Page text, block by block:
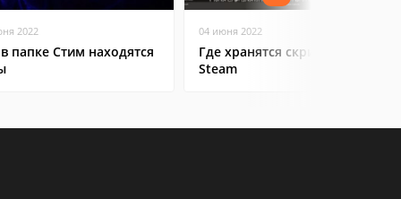
2022
папке Стим находятся
04 июня 2022
Где хранятся скриншоты в
Steam